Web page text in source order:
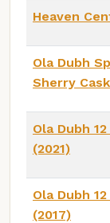
Heaven
Ola Dubh
Sherry Cask
Ola Dubh
(2021)
Ola Dubh
(2017)